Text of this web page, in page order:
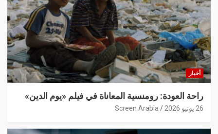
أخبار
راحة العودة: رومنسية المعاناة في فيلم «يوم الدين»
26 يونيو 2026 Screen Arabia